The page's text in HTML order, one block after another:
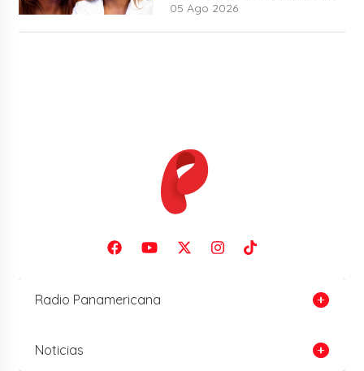
05 Ago 2026
Radio Panamericana
Noticias